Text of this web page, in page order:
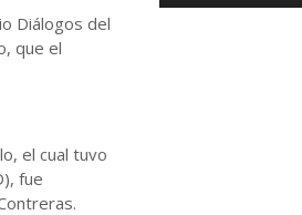
Diálogos del
que el
el cual tuvo
fue